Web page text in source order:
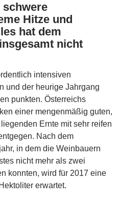
schwere
Hitze und
hat dem
nicht
intensiven
und der heurige Jahrgang
punkten. Österreichs
einer mengenmäßig guten,
Ernte mit sehr reifen
Nach dem
in dem die Weinbauern
nicht mehr als zwei
konnten, wird für 2017 eine
erwartet.